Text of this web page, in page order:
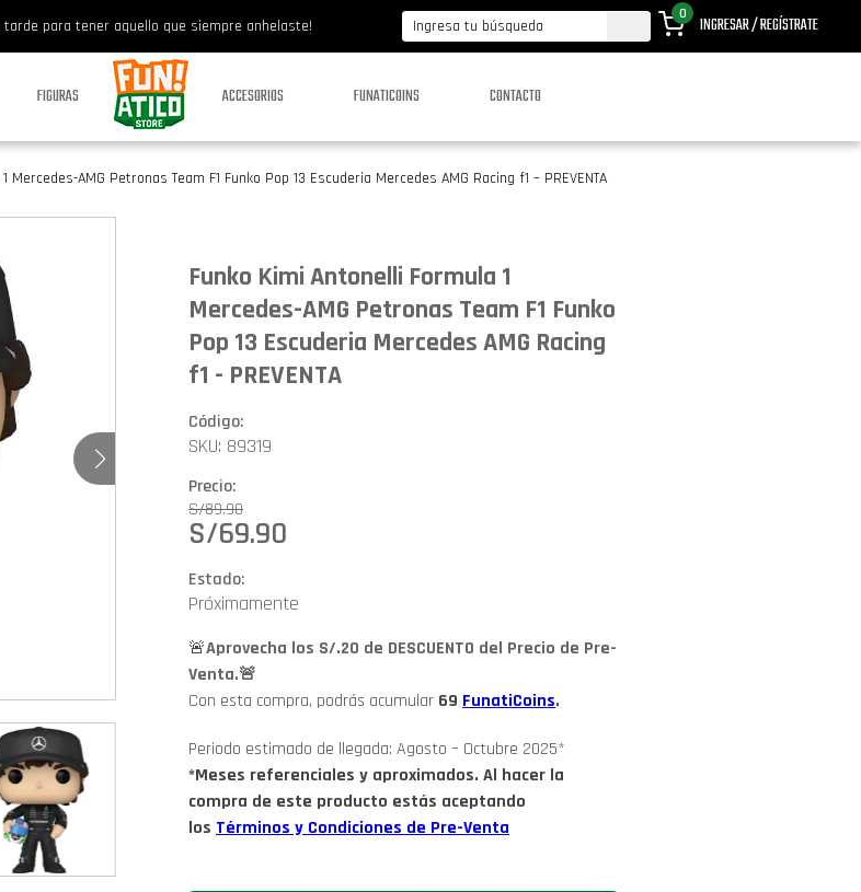
tarde para tener aquello que siempre anhelaste!
0 INGRESAR / REGÍSTRATE
FIGURAS ACCESORIOS FUNATICOINS CONTACTO
Mercedes-AMG Petronas Team F1 Funko Pop 13 Escuderia Mercedes AMG Racing f1 – PREVENTA
Funko Kimi Antonelli Formula 1
Mercedes-AMG Petronas Team F1 Funko
Pop 13 Escuderia Mercedes AMG Racing
f1 - PREVENTA
Código:
SKU: 89319
Precio:
S/89.90
S/69.90
Estado:
Próximamente
🚨Aprovecha los S/.20 de DESCUENTO del Precio de Pre-
Venta.🚨
Con esta compra, podrás acumular 69 FunatiCoins.
Periodo estimado de llegada: Agosto – Octubre 2025*
*Meses referenciales y aproximados. Al hacer la
compra de este producto estás aceptando
los Términos y Condiciones de Pre-Venta